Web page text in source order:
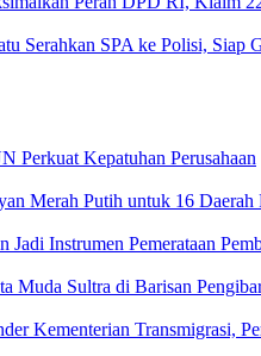
Serahkan SPA ke Polisi, Siap
Perkuat Kepatuhan Perusahaan
Merah Putih untuk 16 Daerah
Instrumen Pemerataan
Muda Sultra di Barisan
Kementerian Transmigrasi,